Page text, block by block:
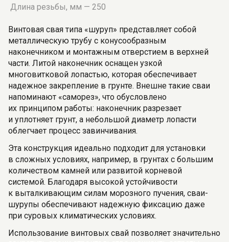
Длина резьбы, мм — 250
Винтовая свая типа «шуруп» представляет собой
металлическую трубу с конусообразным
наконечником и монтажным отверстием в верхней
части. Литой наконечник оснащен узкой
многовитковой лопастью, которая обеспечивает
надежное закрепление в грунте. Внешне такие сваи
напоминают «саморез», что обусловлено
их принципом работы: наконечник разрезает
и уплотняет грунт, а небольшой диаметр лопасти
облегчает процесс завинчивания.
Эта конструкция идеально подходит для установки
в сложных условиях, например, в грунтах с большим
количеством камней или развитой корневой
системой. Благодаря высокой устойчивости
к выталкивающим силам морозного пучения, сваи-
шурупы обеспечивают надежную фиксацию даже
при суровых климатических условиях.
Использование винтовых свай позволяет значительно